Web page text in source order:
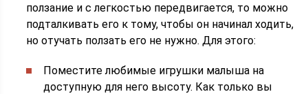
ползание и с легкостью передвигается, то можно
подталкивать его к тому, чтобы он начинал ходить,
но отучать ползать его не нужно. Для этого:
Поместите любимые игрушки малыша на
доступную для него высоту. Как только вы